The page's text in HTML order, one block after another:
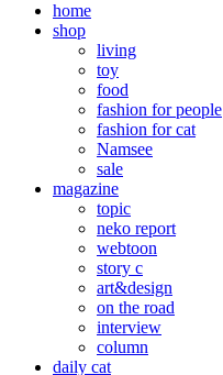
home
shop
living
toy
food
fashion for people
fashion for cat
Namsee
sale
magazine
topic
neko report
webtoon
story c
art&design
on the road
interview
column
daily cat